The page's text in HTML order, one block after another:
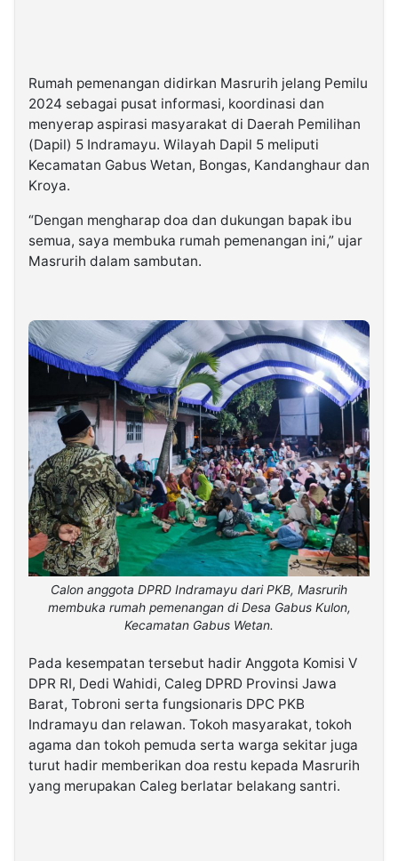
Rumah pemenangan didirkan Masrurih jelang Pemilu
2024 sebagai pusat informasi, koordinasi dan
menyerap aspirasi masyarakat di Daerah Pemilihan
(Dapil) 5 Indramayu. Wilayah Dapil 5 meliputi
Kecamatan Gabus Wetan, Bongas, Kandanghaur dan
Kroya.
“Dengan mengharap doa dan dukungan bapak ibu
semua, saya membuka rumah pemenangan ini,” ujar
Masrurih dalam sambutan.
Calon anggota DPRD Indramayu dari PKB, Masrurih
membuka rumah pemenangan di Desa Gabus Kulon,
Kecamatan Gabus Wetan.
Pada kesempatan tersebut hadir Anggota Komisi V
DPR RI, Dedi Wahidi, Caleg DPRD Provinsi Jawa
Barat, Tobroni serta fungsionaris DPC PKB
Indramayu dan relawan. Tokoh masyarakat, tokoh
agama dan tokoh pemuda serta warga sekitar juga
turut hadir memberikan doa restu kepada Masrurih
yang merupakan Caleg berlatar belakang santri.